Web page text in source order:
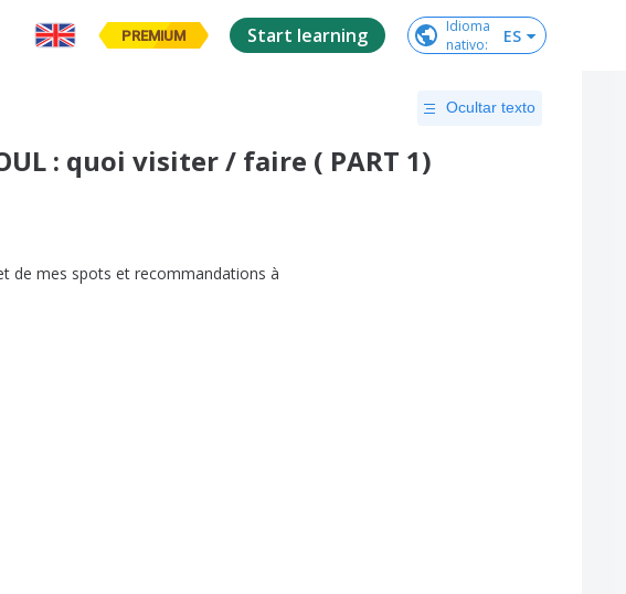
PREMIUM Start learning
Idioma
nativo: ES
Ocultar texto
: quoi visiter / faire ( PART 1)
de mes spots et recommandations à